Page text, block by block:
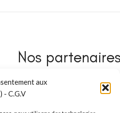
aux
- C.G.V
Nos